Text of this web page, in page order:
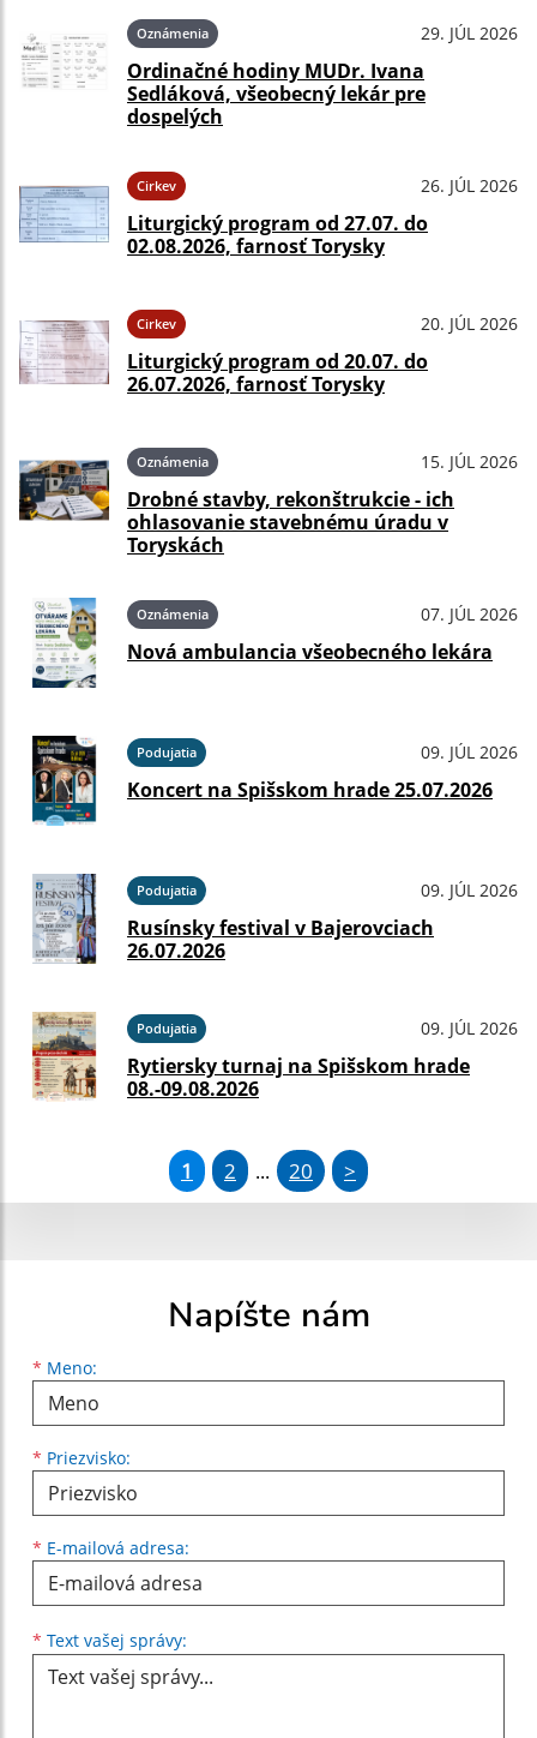
Oznámenia 29. JÚL 2026
Ordinačné hodiny MUDr. Ivana
Sedláková, všeobecný lekár pre
dospelých
Cirkev 26. JÚL 2026
Liturgický program od 27.07. do
02.08.2026, farnosť Torysky
Cirkev 20. JÚL 2026
Liturgický program od 20.07. do
26.07.2026, farnosť Torysky
Oznámenia 15. JÚL 2026
Drobné stavby, rekonštrukcie - ich
ohlasovanie stavebnému úradu v
Toryskách
Oznámenia 07. JÚL 2026
Nová ambulancia všeobecného lekára
Podujatia 09. JÚL 2026
Koncert na Spišskom hrade 25.07.2026
Podujatia 09. JÚL 2026
Rusínsky festival v Bajerovciach
26.07.2026
Podujatia 09. JÚL 2026
Rytiersky turnaj na Spišskom hrade
08.-09.08.2026
1 2 ... 20 >
Napíšte nám
* Meno:
Meno
* Priezvisko:
Priezvisko
* E-mailová adresa:
E-mailová adresa
* Text vašej správy: